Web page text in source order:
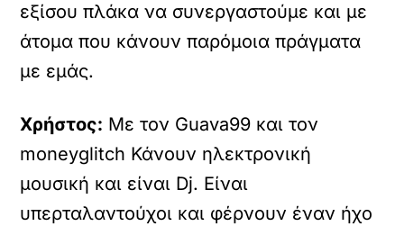
εξίσου πλάκα να συνεργαστούμε και με
άτομα που κάνουν παρόμοια πράγματα
με εμάς.
Χρήστος: Με τον Guava99 και τον
moneyglitch Κάνουν ηλεκτρονική
μουσική και είναι Dj. Είναι
υπερταλαντούχοι και φέρνουν έναν ήχο